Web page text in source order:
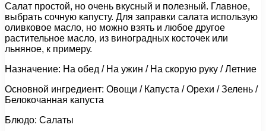
Салат простой, но очень вкусный и полезный. Главное,
выбрать сочную капусту. Для заправки салата использую
оливковое масло, но можно взять и любое другое
растительное масло, из виноградных косточек или
льняное, к примеру.
Назначение: На обед / На ужин / На скорую руку / Летние
Основной ингредиент: Овощи / Капуста / Орехи / Зелень /
Белокочанная капуста
Блюдо: Салаты